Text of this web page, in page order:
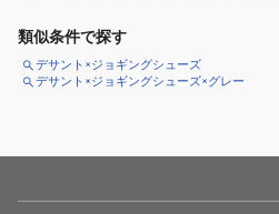
類似条件で探す
デサント×ジョギングシューズ
デサント×ジョギングシューズ×グレー